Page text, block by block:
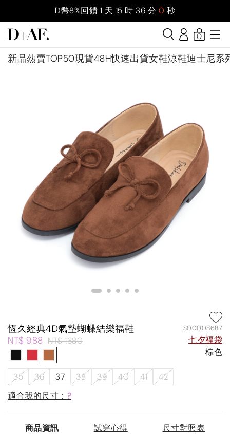
D幣8%回饋 1 天 15 時 35 分 59 秒
新品熱賣TOP50現貨48H快速出貨女鞋涼鞋迪士尼系
0
恆久經典4D氣墊蝴蝶結樂福鞋 S00008687
NT$ 988 NT$ 1680
七夕福袋
棕色
35 36 37 38 39 40 41
42
適合我的尺寸： ?
商品資訊 試穿心得 尺寸對照表